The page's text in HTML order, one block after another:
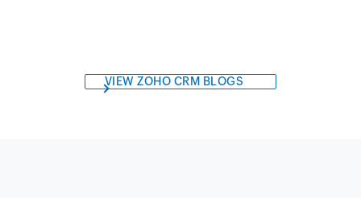
VIEW ZOHO CRM BLOGS